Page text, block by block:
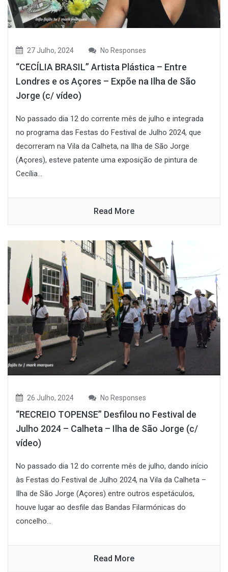
27 Julho, 2024 No Responses
“CECÍLIA BRASIL” Artista Plástica – Entre
Londres e os Açores – Expõe na Ilha de São
Jorge (c/ vídeo)
No passado dia 12 do corrente mês de julho e integrada
no programa das Festas do Festival de Julho 2024, que
decorreram na Vila da Calheta, na Ilha de São Jorge
(Açores), esteve patente uma exposição de pintura de
Cecília...
Read More
26 Julho, 2024 No Responses
“RECREIO TOPENSE” Desfilou no Festival de
Julho 2024 – Calheta – Ilha de São Jorge (c/
vídeo)
No passado dia 12 do corrente mês de julho, dando início
às Festas do Festival de Julho 2024, na Vila da Calheta –
Ilha de São Jorge (Açores) entre outros espetáculos,
houve lugar ao desfile das Bandas Filarmónicas do
concelho...
Read More